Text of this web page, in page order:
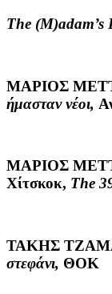
The (M)adam’s
ΜΑΡΙΟΣ
ήμασταν νέοι,
ΜΑΡΙΟΣ
Χίτσκοκ, The
ΤΑΚΗΣ
στεφάνι, ΘΟΚ